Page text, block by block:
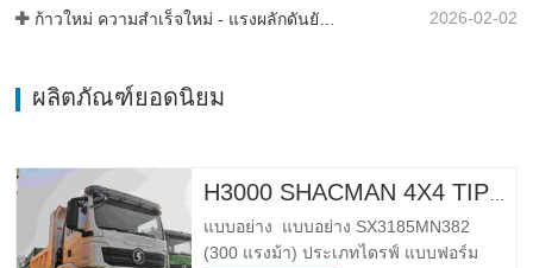
2026-02-02
ผลิตภัณฑ์ยอดนิยม
แบบอย่าง แบบอย่าง SX3185MN382
(300 แรงม้า) ประเภทไดรฟ์ แบบฟอร์ม